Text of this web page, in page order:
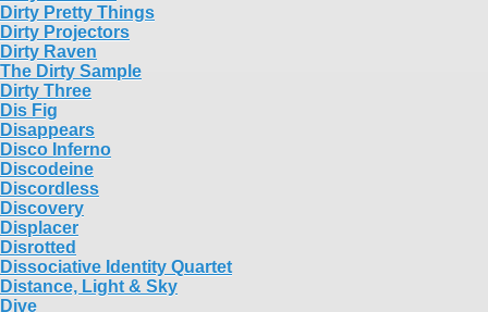
Dirty Pretty Things
Dirty Projectors
Dirty Raven
The Dirty Sample
Dirty Three
Dis Fig
Disappears
Disco Inferno
Discodeine
Discordless
Discovery
Displacer
Disrotted
Dissociative Identity Quartet
Distance, Light & Sky
Dive